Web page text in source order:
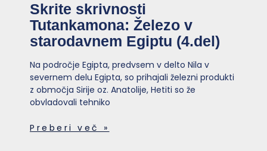
Skrite skrivnosti
Tutankamona: Železo v
starodavnem Egiptu (4.del)
Na področje Egipta, predvsem v delto Nila v
severnem delu Egipta, so prihajali železni produkti
z območja Sirije oz. Anatolije, Hetiti so že
obvladovali tehniko
Preberi več »